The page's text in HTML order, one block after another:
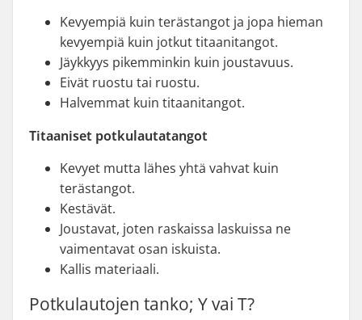
Kevyempiä kuin terästangot ja jopa hieman
kevyempiä kuin jotkut titaanitangot.
Jäykkyys pikemminkin kuin joustavuus.
Eivät ruostu tai ruostu.
Halvemmat kuin titaanitangot.
Titaaniset potkulautatangot
Kevyet mutta lähes yhtä vahvat kuin
terästangot.
Kestävät.
Joustavat, joten raskaissa laskuissa ne
vaimentavat osan iskuista.
Kallis materiaali.
Potkulautojen tanko; Y vai T?